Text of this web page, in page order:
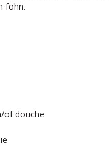
föhn.
of douche